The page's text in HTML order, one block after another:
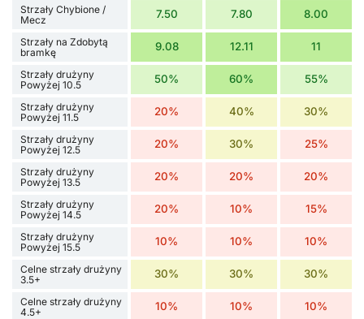
Strzały Chybione /
Mecz
7.50 7.80 8.00
Strzały na Zdobytą
bramkę
9.08 12.11 11
Strzały drużyny
Powyżej 10.5
50% 60% 55%
Strzały drużyny
Powyżej 11.5
20% 40% 30%
Strzały drużyny
Powyżej 12.5
20% 30% 25%
Strzały drużyny
Powyżej 13.5
20% 20% 20%
Strzały drużyny
Powyżej 14.5
20% 10% 15%
Strzały drużyny
Powyżej 15.5
10% 10% 10%
Celne strzały drużyny
3.5+
30% 30% 30%
Celne strzały drużyny
4.5+
10% 10% 10%